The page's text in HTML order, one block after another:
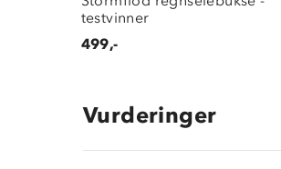
testvinner
499,-
Vurderinger